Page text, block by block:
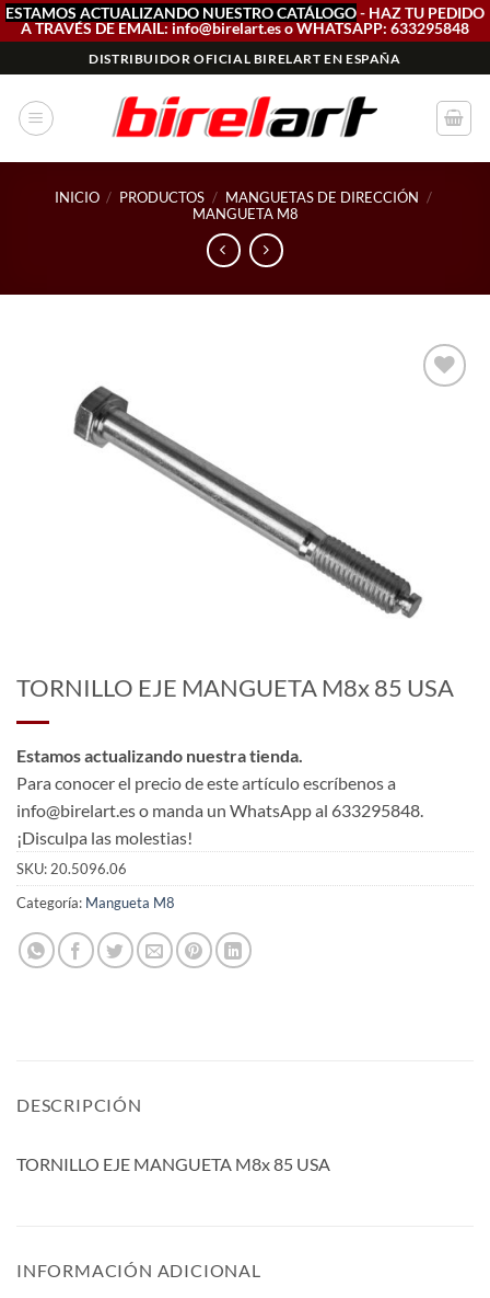
ESTAMOS ACTUALIZANDO NUESTRO CATÁLOGO- HAZ TU PEDIDO
A TRAVÉS DE EMAIL: info@birelart.es o WHATSAPP: 633295848
al
contenido
DISTRIBUIDOR OFICIAL BIRELART EN ESPAÑA
INICIO / PRODUCTOS / MANGUETAS DE DIRECCIÓN /
MANGUETA M8
TORNILLO EJE MANGUETA M8x 85 USA
Estamos actualizando nuestra tienda.
Para conocer el precio de este artículo escríbenos a
info@birelart.es o manda un WhatsApp al 633295848.
¡Disculpa las molestias!
SKU: 20.5096.06
Categoría: Mangueta M8
DESCRIPCIÓN
TORNILLO EJE MANGUETA M8x 85 USA
INFORMACIÓN ADICIONAL